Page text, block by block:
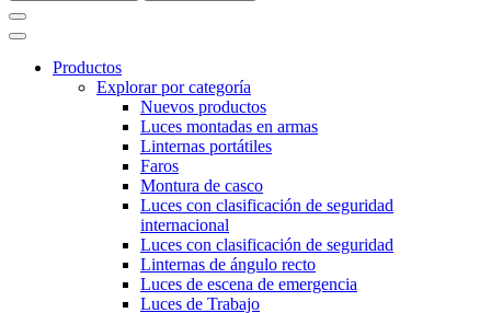
Productos
Explorar por categoría
Nuevos productos
Luces montadas en armas
Linternas portátiles
Faros
Montura de casco
Luces con clasificación de seguridad
internacional
Luces con clasificación de seguridad
Linternas de ángulo recto
Luces de escena de emergencia
Luces de Trabajo